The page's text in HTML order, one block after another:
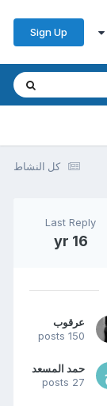
Sign Up
كل النشاط
Last Reply
16 yr
عرقوب
150 posts
حمد المسعد
27 posts